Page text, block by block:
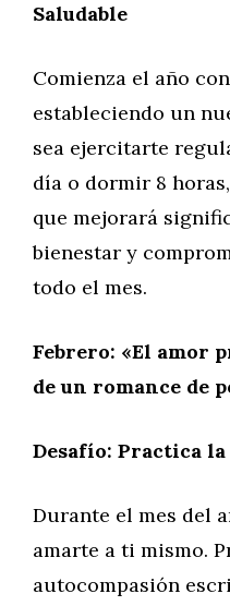
Saludable
Comienza el año
estableciendo un
sea ejercitarte
día o dormir 8
que mejorará
bienestar y
todo el mes.
Febrero: «El amor
de un romance de
Desafío: Practica
Durante el mes del
amarte a ti mismo.
autocompasión